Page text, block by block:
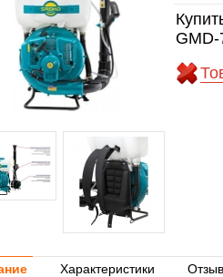
Характеристики